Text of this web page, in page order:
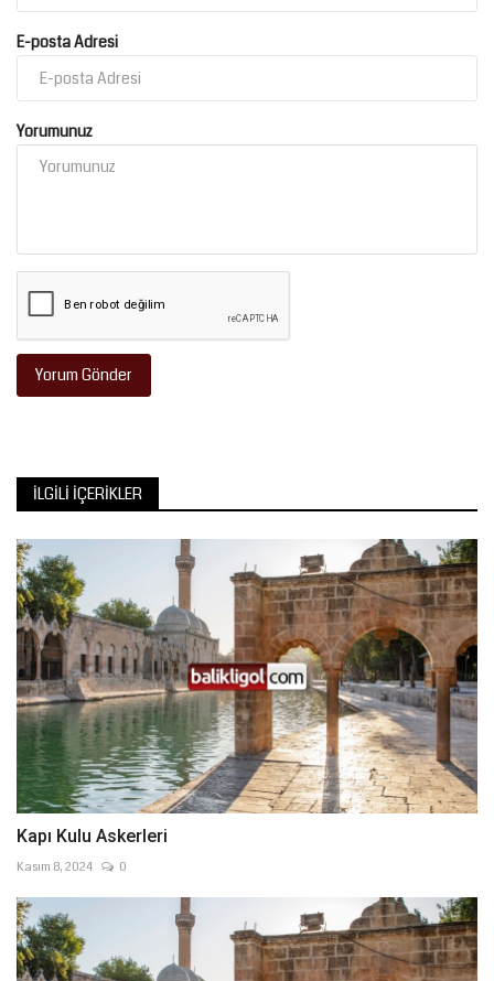
E-posta Adresi
Yorumunuz
Yorum Gönder
İLGILI İÇERIKLER
Kapı Kulu Askerleri
Kasım 8, 2024 0